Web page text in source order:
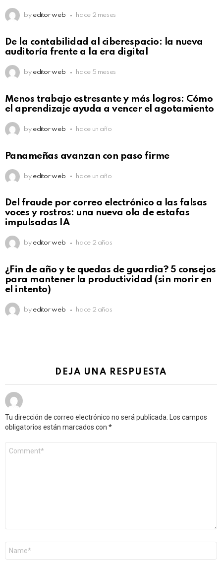
by editor web hace 2 meses
De la contabilidad al ciberespacio: la nueva
auditoría frente a la era digital
by editor web hace 5 meses
Menos trabajo estresante y más logros: Cómo
el aprendizaje ayuda a vencer el agotamiento
by editor web hace un año
Panameñas avanzan con paso firme
by editor web hace un año
Del fraude por correo electrónico a las falsas
voces y rostros: una nueva ola de estafas
impulsadas IA
by editor web hace 2 años
¿Fin de año y te quedas de guardia? 5 consejos
para mantener la productividad (sin morir en
el intento)
by editor web hace 2 años
DEJA UNA RESPUESTA
Tu dirección de correo electrónico no será publicada.
Los campos
obligatorios están marcados con *